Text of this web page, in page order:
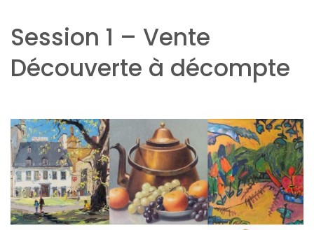
Session 1 – Vente
Découverte à décompte